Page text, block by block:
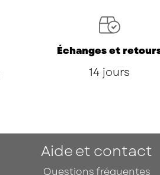
Échanges et
14 jours
Aide et contact
Questions fréquentes